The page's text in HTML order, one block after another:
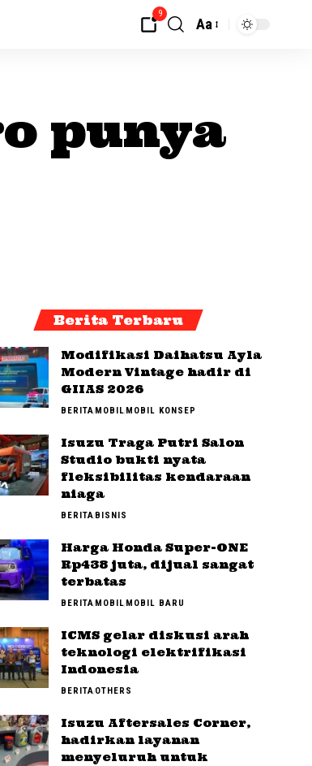
9
Aa
punya
Berita Terbaru
Modifikasi Daihatsu Ayla
Modern Vintage hadir di
GIIAS 2026
BERITAMOBILMOBIL KONSEP
Isuzu Traga Putri Salon
Studio bukti nyata
fleksibilitas kendaraan
niaga
BERITABISNIS
Harga Honda Super-ONE
Rp438 juta, dijual sangat
terbatas
BERITAMOBILMOBIL BARU
ICMS gelar diskusi arah
teknologi elektrifikasi
Indonesia
BERITAOTHERS
Isuzu Aftersales Corner,
hadirkan layanan
menyeluruh untuk